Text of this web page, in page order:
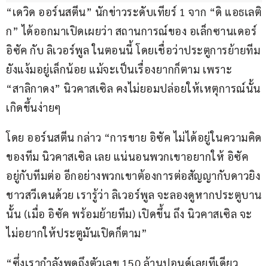
“เดวิด ออร์นสตีน” นักข่าวระดับเทียร์ 1 จาก “ดิ แอธเลติ
ก” ได้ออกมาเปิดเผยว่า สถานการณ์ของ อเล็กซานเดอร์
อิซัค กับ ลิเวอร์พูล ในตอนนี้ โดยเชื่อว่าประตูการย้ายทีม
ยังแง้มอยู่เล็กน้อย แม้จะเป็นเรื่องยากก็ตาม เพราะ
“สาลิกาดง” นิวคาสเซิล คงไม่ยอมปล่อยให้เหตุการณ์นั้น
เกิดขึ้นง่ายๆ
โดย ออร์นสตีน กล่าว “การขาย อิซัค ไม่ได้อยู่ในความคิด
ของทีม นิวคาสเซิล เลย แน่นอนพวกเขาอยากให้ อิซัค
อยู่กับทีมต่อ อีกอย่างพวกเขาต้องการต่อสัญญากับดาวยิง
ชาวสวีเดนด้วย เรารู้ว่า ลิเวอร์พูล จะลองดูหากประตูบาน
นั้น (เมื่อ อิซัค พร้อมย้ายทีม) เปิดขึ้น ถึง นิวคาสเซิล จะ
ไม่อยากให้ประตูมันเปิดก็ตาม”
“ซึ่งเรากำลังพูดถึงตัวเลข 150 ล้านปอนด์เลยทีเดียว